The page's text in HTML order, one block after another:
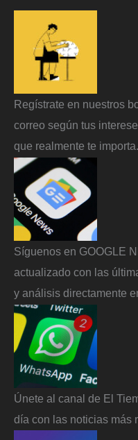
Regístrate en nuestros
correo según tus
que realmente te importa.
Síguenos en GOOGLE
actualizado con las
y análisis directamente
Únete al canal de El
día con las noticias más